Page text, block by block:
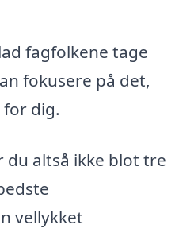
fagfolkene tage
fokusere på det,
dig.
du altså ikke blot tre
vellykket